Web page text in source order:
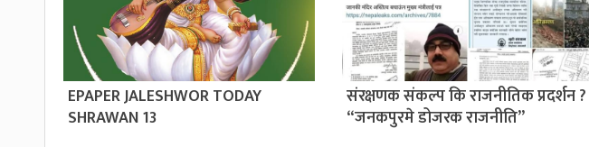
EPAPER JALESHWOR TODAY
SHRAWAN 13
संरक्षणक संकल्प कि राजनीतिक प्रदर्शन ?
“जनकपुरमे डोजरक राजनीति”